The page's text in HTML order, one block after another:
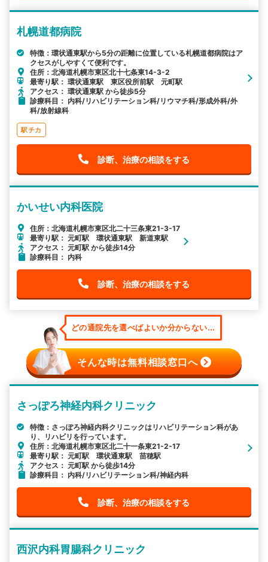
札幌道都病院
特徴：環状通東駅から5分の距離に位置している札幌道都病院はア
クセスがしやすくて便利です。
住所：北海道札幌市東区北十七条東14-3-2
最寄り駅： 環状通東駅 東区役所前駅 元町駅
アクセス： 環状通東駅 から徒歩5分
診療科目： 内科/リハビリテーション科/リウマチ科/形成外科/外
科/放射線科
駅チカ
診断、治療の相談をする
かいせい内科医院
住所：北海道札幌市東区北二十三条東21-3-17
最寄り駅： 元町駅 環状通東駅 新道東駅
アクセス： 元町駅 から徒歩14分
診療科目： 内科
診断、治療の相談をする
どの通院先を選べばよいか分からない...
そんな時は無料相談窓口へ
さっぽろ神経内科クリニック
特徴：さっぽろ神経内科クリニックはリハビリテーション科があ
り、リハビリを行っています。
住所：北海道札幌市東区北二十一条東21-2-17
最寄り駅： 元町駅 環状通東駅 苗穂駅
アクセス： 元町駅 から徒歩14分
診療科目： 内科/リハビリテーション科/神経内科
診断、治療の相談をする
西沢内科胃腸科クリニック